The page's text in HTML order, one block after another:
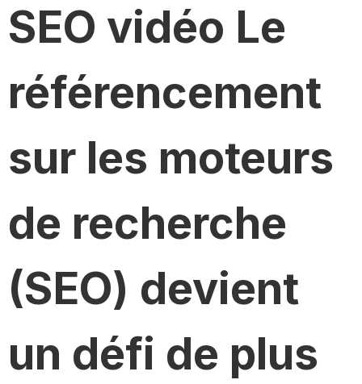
SEO vidéo Le
référencement
sur les moteurs
de recherche
(SEO) devient
un défi de plus